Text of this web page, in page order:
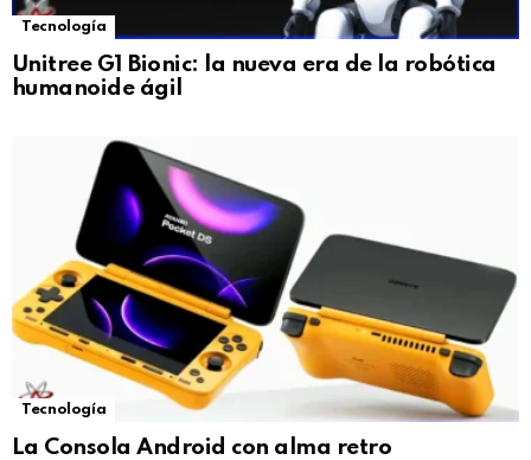
Tecnología
Unitree G1 Bionic: la nueva era de la robótica
humanoide ágil
Tecnología
La Consola Android con alma retro